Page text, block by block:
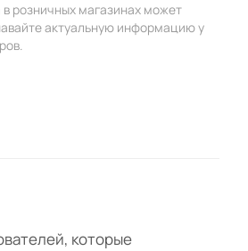
розничных магазинах может
актуальную информацию у
которые